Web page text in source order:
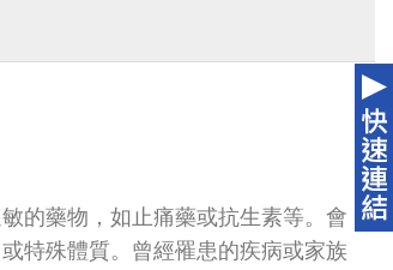
的藥物，如止痛藥或抗生素等。會
特殊體質。曾經罹患的疾病或家族